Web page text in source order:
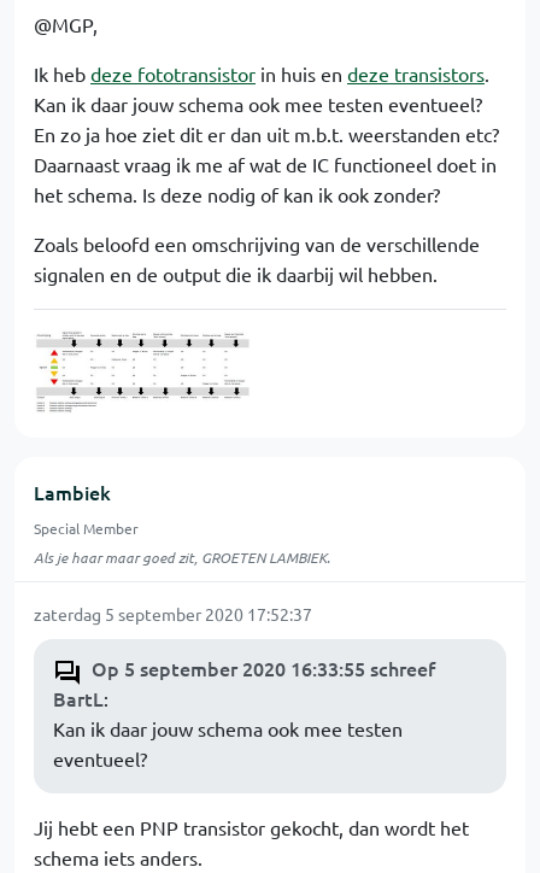
@MGP,
Ik heb deze fototransistor in huis en deze transistors.
Kan ik daar jouw schema ook mee testen eventueel?
En zo ja hoe ziet dit er dan uit m.b.t. weerstanden etc?
Daarnaast vraag ik me af wat de IC functioneel doet in
het schema. Is deze nodig of kan ik ook zonder?
Zoals beloofd een omschrijving van de verschillende
signalen en de output die ik daarbij wil hebben.
Lambiek
Special Member
Als je haar maar goed zit, GROETEN LAMBIEK.
zaterdag 5 september 2020 17:52:37
Op 5 september 2020 16:33:55 schreef
BartL:
Kan ik daar jouw schema ook mee testen
eventueel?
Jij hebt een PNP transistor gekocht, dan wordt het
schema iets anders.